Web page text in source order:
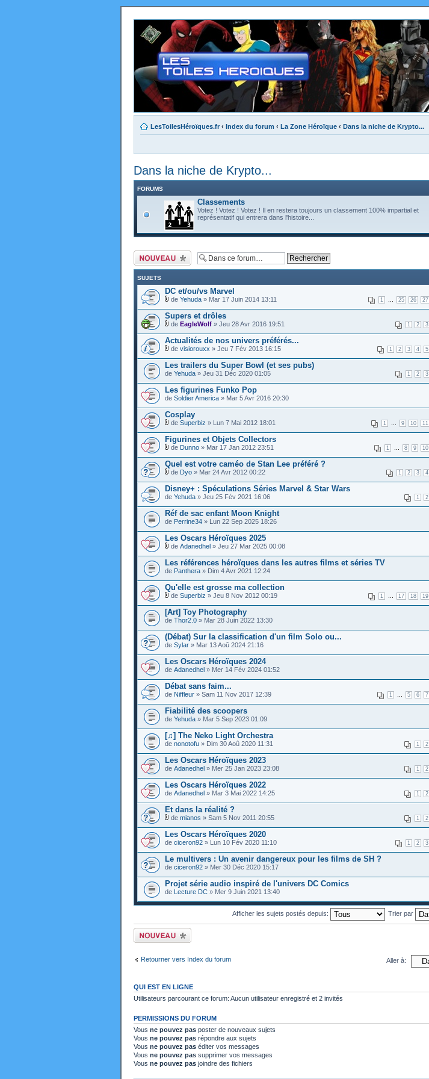
LesToilesHéroïques.fr ‹ Index du forum ‹ La Zone Héroïque ‹ Dans la niche de Krypto...
Dans la niche de Krypto...
FORUMS
Classements
Votez ! Votez ! Votez ! Il en restera toujours un classement 100% impartial et
représentatif qui entrera dans l'histoire...
Ecrire un nouveau
sujet
SUJETS
DC et/ou/vs Marvel
1 25 26 27
de Yehuda » Mar 17 Juin 2014 13:11
Supers et drôles
1 2 3
de EagleWolf » Jeu 28 Avr 2016 19:51
Actualités de nos univers préférés...
1 2 3 4 5
de visiorouxx » Jeu 7 Fév 2013 16:15
Les trailers du Super Bowl (et ses pubs)
1 2 3
de Yehuda » Jeu 31 Déc 2020 01:05
Les figurines Funko Pop
de Soldier America » Mar 5 Avr 2016 20:30
Cosplay
1 9 10 11
de Superbiz » Lun 7 Mai 2012 18:01
Figurines et Objets Collectors
1 8 9 10
de Dunno » Mar 17 Jan 2012 23:51
Quel est votre caméo de Stan Lee préféré ?
1 2 3 4
de Dyo » Mar 24 Avr 2012 00:22
Disney+ : Spéculations Séries Marvel & Star Wars
1 2
de Yehuda » Jeu 25 Fév 2021 16:06
Réf de sac enfant Moon Knight
de Perrine34 » Lun 22 Sep 2025 18:26
Les Oscars Héroïques 2025
de Adanedhel » Jeu 27 Mar 2025 00:08
Les références héroïques dans les autres films et séries TV
de Panthera » Dim 4 Avr 2021 12:24
Qu'elle est grosse ma collection
1 17 18 19
de Superbiz » Jeu 8 Nov 2012 00:19
[Art] Toy Photography
de Thor2.0 » Mar 28 Juin 2022 13:30
(Débat) Sur la classification d'un film Solo ou...
de Sylar » Mar 13 Aoû 2024 21:16
Les Oscars Héroïques 2024
de Adanedhel » Mer 14 Fév 2024 01:52
Débat sans faim...
1 5 6 7
de Niffleur » Sam 11 Nov 2017 12:39
Fiabilité des scoopers
de Yehuda » Mar 5 Sep 2023 01:09
[♫] The Neko Light Orchestra
1 2
de nonotofu » Dim 30 Aoû 2020 11:31
Les Oscars Héroïques 2023
1 2
de Adanedhel » Mer 25 Jan 2023 23:08
Les Oscars Héroïques 2022
1 2
de Adanedhel » Mar 3 Mai 2022 14:25
Et dans la réalité ?
1 2
de mianos » Sam 5 Nov 2011 20:55
Les Oscars Héroïques 2020
1 2 3
de ciceron92 » Lun 10 Fév 2020 11:10
Le multivers : Un avenir dangereux pour les films de SH ?
de ciceron92 » Mer 30 Déc 2020 15:17
Projet série audio inspiré de l'univers DC Comics
de Lecture DC » Mer 9 Juin 2021 13:40
Afficher les sujets postés depuis: Trier par
Ecrire un nouveau
sujet
Retourner vers Index du forum Aller à:
QUI EST EN LIGNE
Utilisateurs parcourant ce forum: Aucun utilisateur enregistré et 2 invités
PERMISSIONS DU FORUM
Vous ne pouvez pas poster de nouveaux sujets
Vous ne pouvez pas répondre aux sujets
Vous ne pouvez pas éditer vos messages
Vous ne pouvez pas supprimer vos messages
Vous ne pouvez pas joindre des fichiers